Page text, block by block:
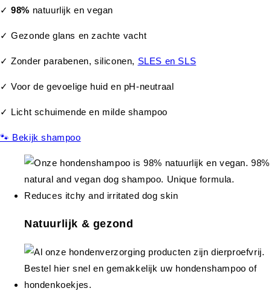
✓98% natuurlijk en vegan
✓ Gezonde glans en zachte vacht
✓ Zonder parabenen, siliconen, SLES en SLS
✓ Voor de gevoelige huid en pH-neutraal
✓ Licht schuimende en milde shampoo
🐾 Bekijk shampoo
Natuurlijk & gezond